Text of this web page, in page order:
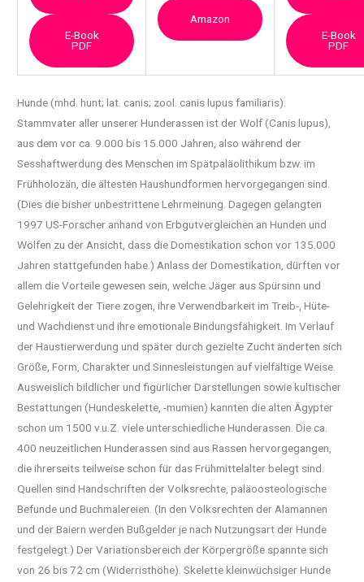
E-Book
PDF
Amazon
E-Book
PDF
Hunde (mhd. hunt; lat. canis; zool. canis lupus familiaris).
Stammvater aller unsererHunderassen ist der Wolf (Canis lupus),
aus dem vor ca. 9.000 bis 15.000 Jahren, also während der
Sesshaftwerdung des Menschen im Spätpaläolithikum bzw. im
Frühholozän, die ältesten Haushundformen hervorgegangen sind.
(Dies die bisher unbestrittene Lehrmeinung. Dagegen gelangten
1997 US-Forscher anhand von Erbgutvergleichen an Hunden und
Wölfen zu der Ansicht, dass die Domestikation schon vor 135.000
Jahren stattgefunden habe.) Anlass der Domestikation, dürften vor
allem die Vorteile gewesen sein, welche Jäger aus Spürsinn und
Gelehrigkeit der Tiere zogen, ihre Verwendbarkeit im Treib-, Hüte-
und Wachdienst und ihre emotionale Bindungsfähigkeit. Im Verlauf
der Haustierwerdung und später durch gezielte Zucht änderten sich
Größe, Form, Charakter und Sinnesleistungen auf vielfältige Weise.
Ausweislich bildlicher und figürlicher Darstellungen sowie kultischer
Bestattungen (Hundeskelette, -mumien) kannten die alten Ägypter
schon um 1500 v.u.Z. viele unterschiedliche Hunderassen. Die ca.
400 neuzeitlichen Hunderassen sind aus Rassen hervorgegangen,
die ihrerseits teilweise schon für das Frühmittelalter belegt sind.
Quellen sind Handschriften der Volksrechte, paläoosteologische
Befunde und Buchmalereien. (In den Volksrechten der Alamannen
und der Baiern werden Bußgelder je nach Nutzungsart der Hunde
festgelegt.) Der Variationsbereich der Körpergröße spannte sich
von 26 bis 72 cm (Widerristhöhe). Skelette kleinwüchsiger Hunde